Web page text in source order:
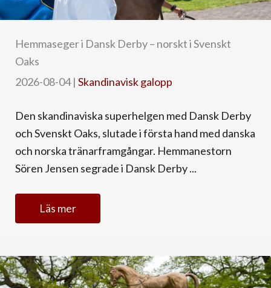
Hemmaseger i Dansk Derby – norskt i Svenskt
Oaks
2026-08-04| Skandinavisk galopp
Den skandinaviska superhelgen med Dansk Derby
och Svenskt Oaks, slutade i första hand med danska
och norska tränarframgångar. Hemmanestorn
Sören Jensen segrade i Dansk Derby ...
Läs mer